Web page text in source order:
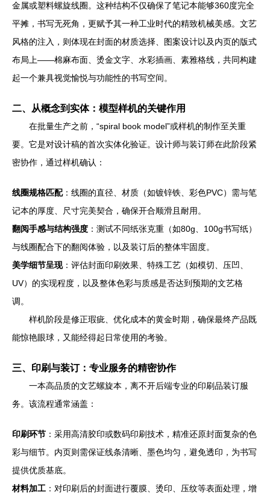
金属或塑料螺旋线圈。这种结构不仅确保了笔记本能够360度完全
平摊，书写无死角，更赋予其一种工业时代的精致机械美感。文艺
风格的注入，则体现在封面的材质选择、图案设计以及内页的版式
布局上——棉麻布面、烫金文字、水彩插画、素雅格线，共同构建
起一个兼具视觉愉悦与功能性的书写空间。
二、从概念到实体：模型样机的关键作用
在批量生产之前，“spiral book model”或样机的制作至关重
要。它是对设计稿的首次实体化验证。设计师与装订师在此阶段紧
密协作，通过样机确认：
线圈规格匹配：线圈的直径、材质（如镀锌铁、彩色PVC）需与笔
记本的厚度、尺寸完美契合，确保开合顺滑且耐用。
翻阅手感与结构强度 ：测试不同纸张克重（如80g、100g书写纸）
与线圈配合下的翻阅体验，以及装订后的整体牢固度。
美学细节呈现：评估封面印刷效果、特殊工艺（如模切、压凹、
UV）的实现程度，以及整体色彩与质感是否达到预期的文艺格
调。
样机阶段是修正瑕疵、优化成本的黄金时期，确保最终产品既
能惊艳眼球，又能经得起日常使用的考验。
三、印刷与装订：专业服务的精密协作
一本高品质的文艺螺旋本，离不开后端专业的印刷品装订服
务。该流程通常涵盖：
印刷环节 ：采用高清胶印或数码印刷技术，精准还原封面复杂的色
彩与细节。内页则需保证线条清晰、墨色均匀，避免透印，为书写
提供优质基底。
材料加工 ：对印刷后的封面进行覆膜、烫印、压纹等表面处理，增